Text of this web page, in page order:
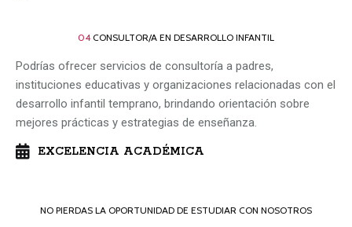
04 CONSULTOR/A EN DESARROLLO INFANTIL
Podrías ofrecer servicios de consultoría a padres,
instituciones educativas y organizaciones relacionadas con el
desarrollo infantil temprano, brindando orientación sobre
mejores prácticas y estrategias de enseñanza.
EXCELENCIA ACADÉMICA
NO PIERDAS LA OPORTUNIDAD DE ESTUDIAR CON NOSOTROS